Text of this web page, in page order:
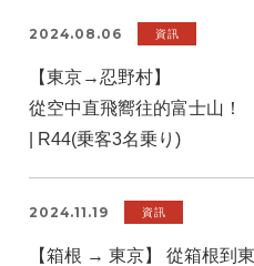
2024.08.06 資訊
【東京→忍野村】
從空中直飛嚮往的富士山！
| R44(乗客3名乗り)
2024.11.19 資訊
【箱根 → 東京】 從箱根到